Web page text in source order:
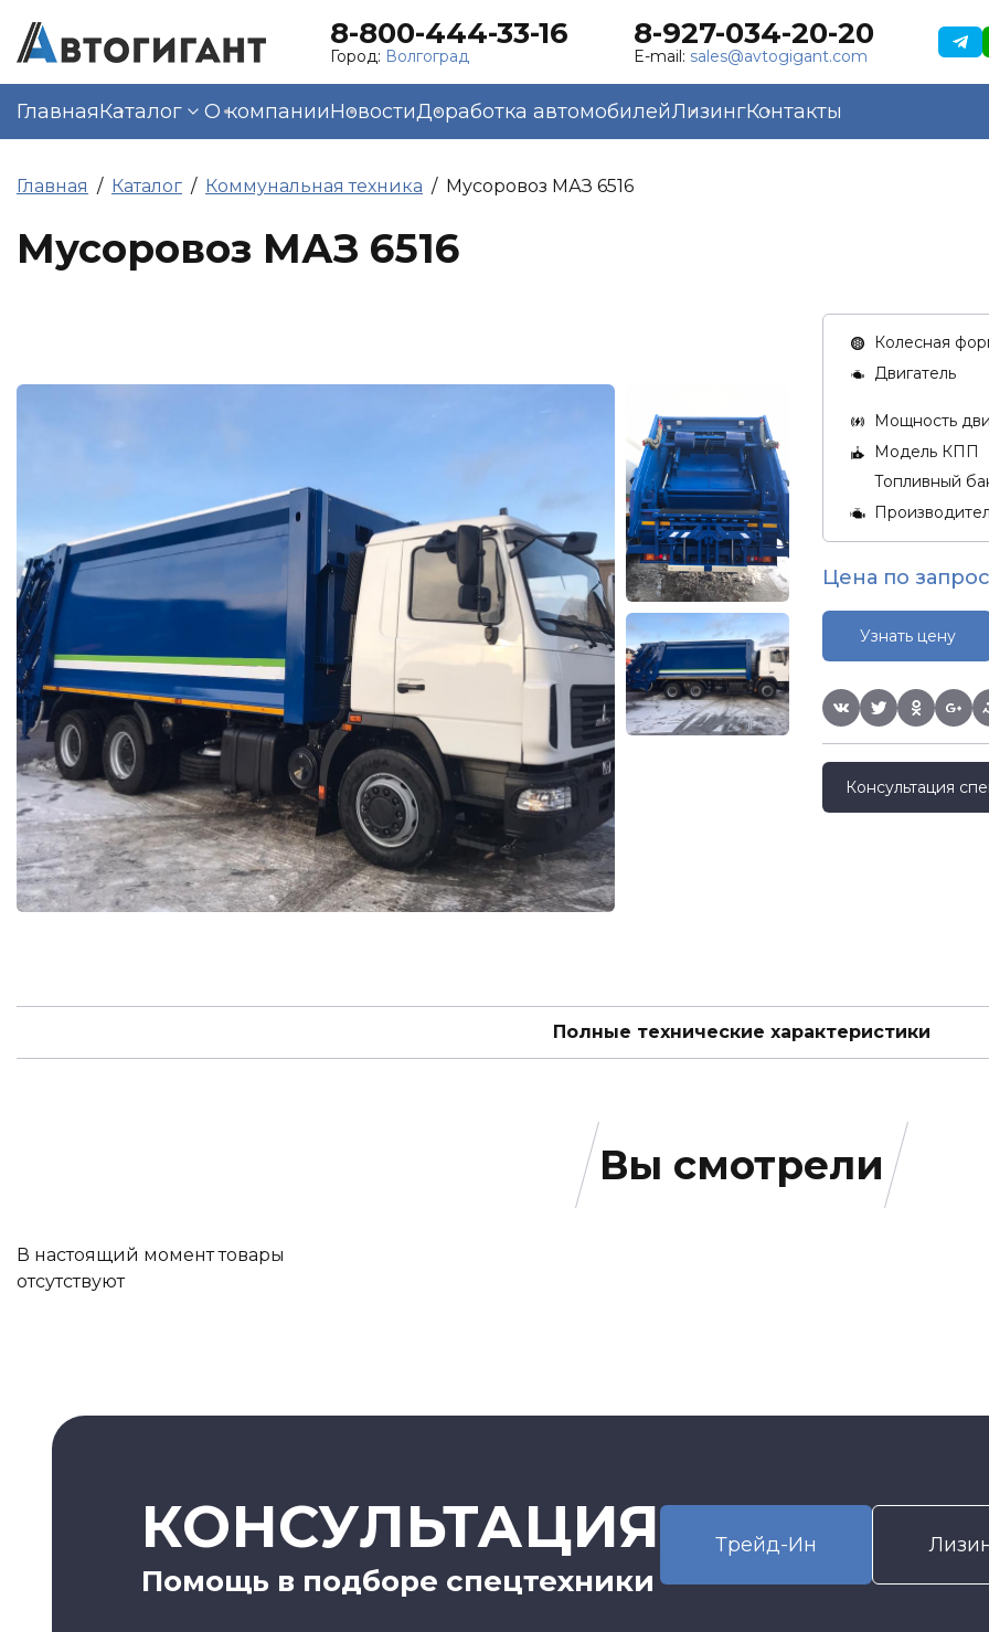
8-800-444-33-16
Город: Волгоград
8-927-034-20-20
E-mail: sales@avtogigant.com
ГлавнаяКаталог О компанииНовостиДоработка автомобилейЛизингКонтакты
Главная Каталог Коммунальная техника Мусоровоз МАЗ 6516
Мусоровоз МАЗ 6516
Колесная
Двигатель
Мощность
Модель КПП
Топливный
Цена по
Узнать цену
Консультация
Полные технические характеристики
Вы смотрели
В настоящий момент товары
отсутствуют
КОНСУЛЬТАЦИЯ
Помощь в подборе спецтехники
Трейд-Ин